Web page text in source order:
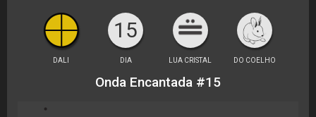
15
DALI DIA LUA CRISTAL DO COELHO
Onda Encantada #15